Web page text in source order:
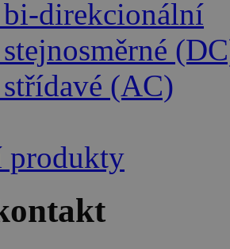
direkcionální
(AC)
produkty